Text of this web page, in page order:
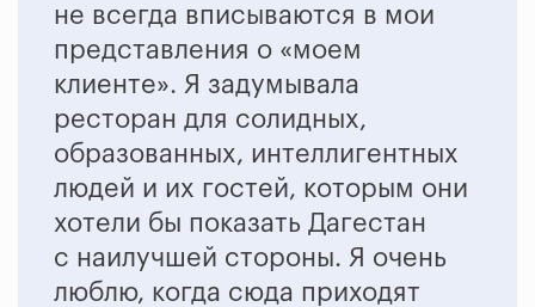
не всегда вписываются в мои
представления о «моем
клиенте». Я задумывала
ресторан для солидных,
образованных, интеллигентных
людей и их гостей, которым они
хотели бы показать Дагестан
с наилучшей стороны. Я очень
люблю, когда сюда приходят